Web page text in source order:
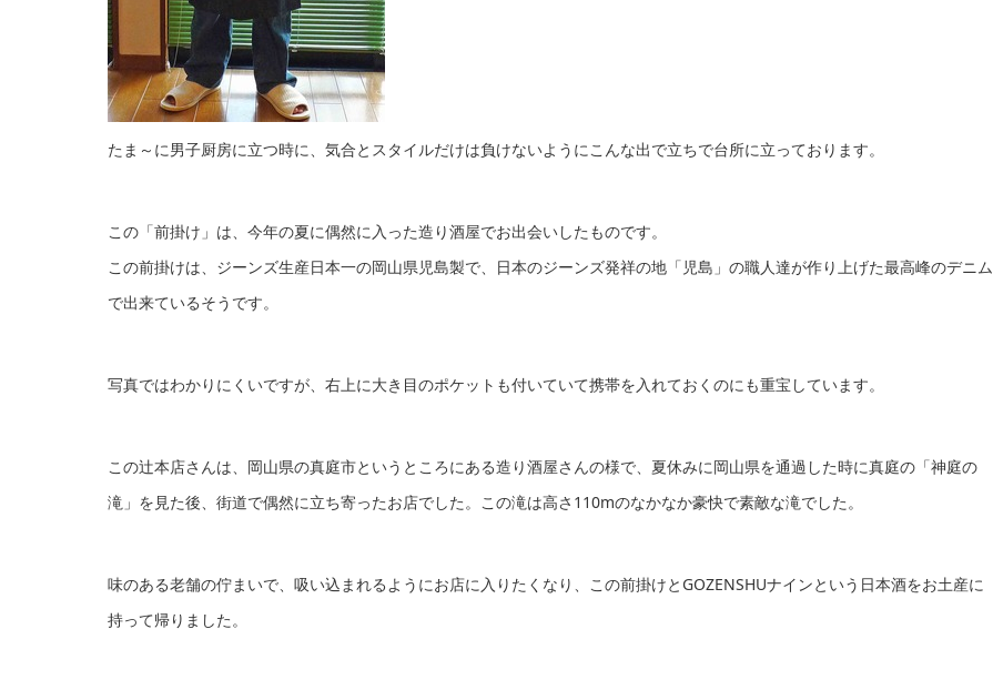
たま～に男子厨房に立つ時に、気合とスタイルだけは負けないようにこんな出で立ちで台所に立っております。
この「前掛け」は、今年の夏に偶然に入った造り酒屋でお出会いしたものです。
この前掛けは、ジーンズ生産日本一の岡山県児島製で、日本のジーンズ発祥の地「児島」の職人達が作り上げた最高峰のデニム
で出来ているそうです。
写真ではわかりにくいですが、右上に大き目のポケットも付いていて携帯を入れておくのにも重宝しています。
この辻本店さんは、岡山県の真庭市というところにある造り酒屋さんの様で、夏休みに岡山県を通過した時に真庭の「神庭の
滝」を見た後、街道で偶然に立ち寄ったお店でした。この滝は高さ110mのなかなか豪快で素敵な滝でした。
味のある老舗の佇まいで、吸い込まれるようにお店に入りたくなり、この前掛けとGOZENSHUナインという日本酒をお土産に
持って帰りました。